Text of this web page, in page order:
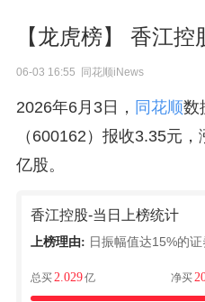
【龙虎榜】 香江
06-03 16:55 同花顺iNews
2026年6月3日， 同花顺数
（600162）报收3.35元
亿股。
香江控股-当日上榜统计
上榜理由: 日振幅值达15%的证
总买2.029亿 净买